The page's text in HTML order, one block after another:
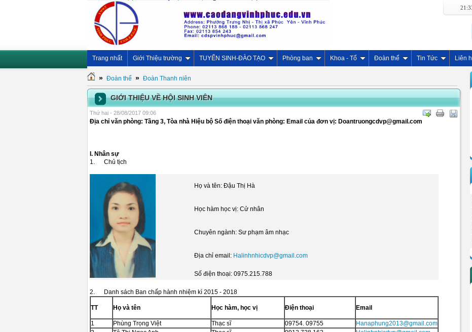
Trang nhất Giới Thiệu trường TUYỂN SINH-ĐÀO TẠO Phòng ban Khoa - Tổ Đoàn thể Tin Tức Liên
» Đoàn thể » Đoàn Thanh niên
GIỚI THIỆU VỀ HỘI SINH VIÊN
Thứ hai - 28/08/2017 09:06
Địa chỉ văn phòng: Tầng 3, Tòa nhà Hiệu bộ Số điện thoại văn phòng: Email của đơn vị: Doantruongcdvp@gmail.com
I. Nhân sự
1. Chủ tịch
Họ và tên: Đậu Thị Hà
Học hàm học vị: Cử nhân
Chuyên ngành: Sư phạm âm nhạc
Địa chỉ email: Halinhnhicdvp@gmail.com
Số điện thoại: 0975.215.788
2. Danh sách Ban chấp hành nhiệm kì 2015 - 2018
TT Họ và tên Học hàm, học vị Điện thoại Email
1 Phùng Trọng Việt Thạc sĩ 09754. 09755
Hanaphung2013@gmail.com